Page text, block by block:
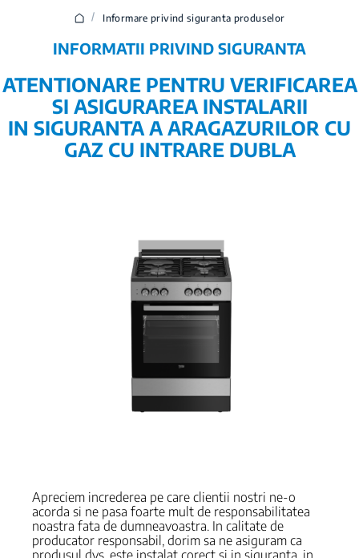
/ Informare privind siguranta produselor
INFORMATII PRIVIND SIGURANTA
ATENTIONARE PENTRU VERIFICAREA
SI ASIGURAREA INSTALARII
IN SIGURANTA A ARAGAZURILOR CU
GAZ CU INTRARE DUBLA
Apreciem increderea pe care clientii nostri ne-o
acorda si ne pasa foarte mult de responsabilitatea
noastra fata de dumneavoastra. In calitate de
producator responsabil, dorim sa ne asiguram ca
produsul dvs. este instalat corect si in siguranta, in